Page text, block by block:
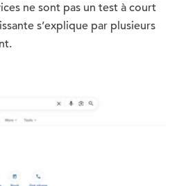
ne sont pas un test à court
s’explique par plusieurs